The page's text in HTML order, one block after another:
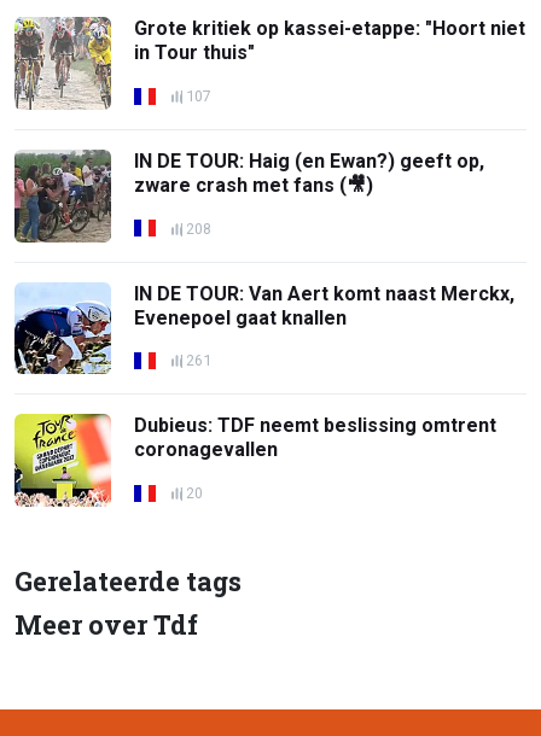
Grote kritiek op kassei-etappe: "Hoort niet
in Tour thuis"
107
IN DE TOUR: Haig (en Ewan?) geeft op,
zware crash met fans (🎥)
208
IN DE TOUR: Van Aert komt naast Merckx,
Evenepoel gaat knallen
261
Dubieus: TDF neemt beslissing omtrent
coronagevallen
20
Gerelateerde tags
Meer over Tdf